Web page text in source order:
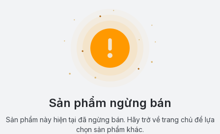
Sản phẩm ngừng bán
Sản phẩm này hiện tại đã ngừng bán. Hãy trở về trang chủ để lựa
chọn sản phẩm khác.